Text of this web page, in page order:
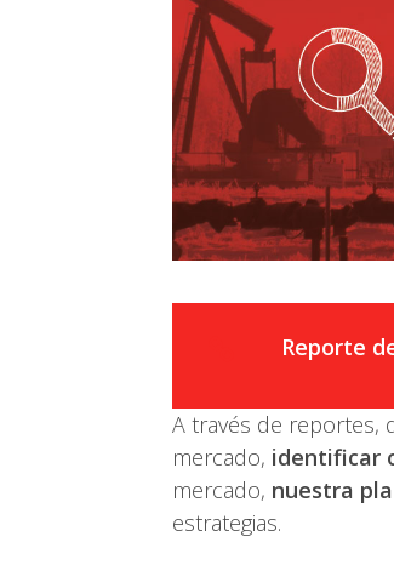
Reporte
A través de reportes,
mercado, identificar
mercado, nuestra
estrategias.